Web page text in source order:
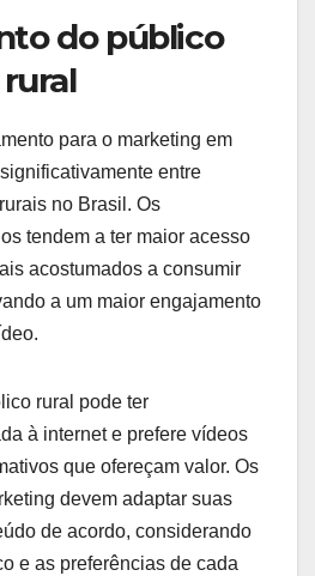
do público
para o marketing em
entre
no Brasil. Os
tendem a ter maior acesso
acostumados a consumir
a um maior engajamento
rural pode ter
à internet e prefere vídeos
que ofereçam valor. Os
devem adaptar suas
de acordo, considerando
e as preferências de cada